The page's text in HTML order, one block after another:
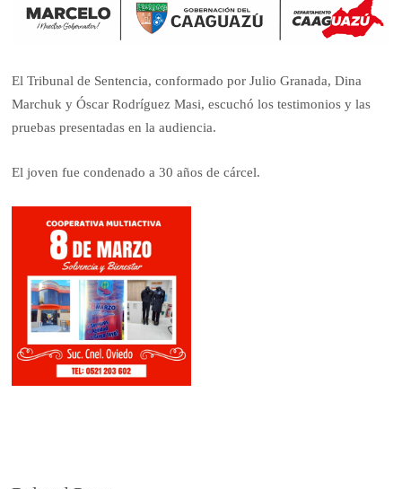
El Tribunal de Sentencia, conformado por Julio Granada, Dina
Marchuk y Óscar Rodríguez Masi, escuchó los testimonios y las
pruebas presentadas en la audiencia.
El joven fue condenado a 30 años de cárcel.